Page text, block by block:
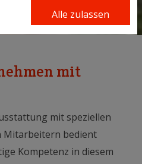
mit
mit speziellen
Mitarbeitern bedient
Kompetenz in diesem
Alle zulassen